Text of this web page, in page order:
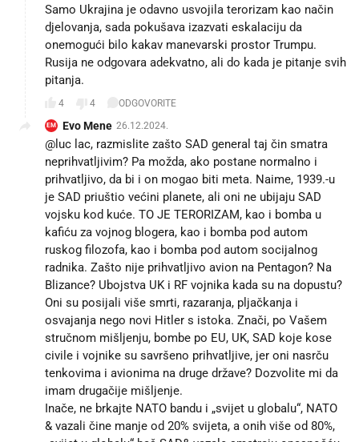
Samo Ukrajina je odavno usvojila terorizam kao način
djelovanja, sada pokušava izazvati eskalaciju da
onemogući bilo kakav manevarski prostor Trumpu.
Rusija ne odgovara adekvatno, ali do kada je pitanje svih
pitanja.
4 4 ODGOVORITE
EM Evo Mene 26.12.2024.
@luc lac, razmislite zašto SAD general taj čin smatra
neprihvatljivim? Pa možda, ako postane normalno i
prihvatljivo, da bi i on mogao biti meta. Naime, 1939.-u
je SAD priuštio većini planete, ali oni ne ubijaju SAD
vojsku kod kuće. TO JE TERORIZAM, kao i bomba u
kafiću za vojnog blogera, kao i bomba pod autom
ruskog filozofa, kao i bomba pod autom socijalnog
radnika. Zašto nije prihvatljivo avion na Pentagon? Na
Blizance? Ubojstva UK i RF vojnika kada su na dopustu?
Oni su posijali više smrti, razaranja, pljačkanja i
osvajanja nego novi Hitler s istoka. Znači, po Vašem
stručnom mišljenju, bombe po EU, UK, SAD koje kose
civile i vojnike su savršeno prihvatljive, jer oni nasrču
tenkovima i avionima na druge države? Dozvolite mi da
imam drugačije mišljenje.
Inače, ne brkajte NATO bandu i „svijet u globalu“, NATO
& vazali čine manje od 20% svijeta, a onih više od 80%,